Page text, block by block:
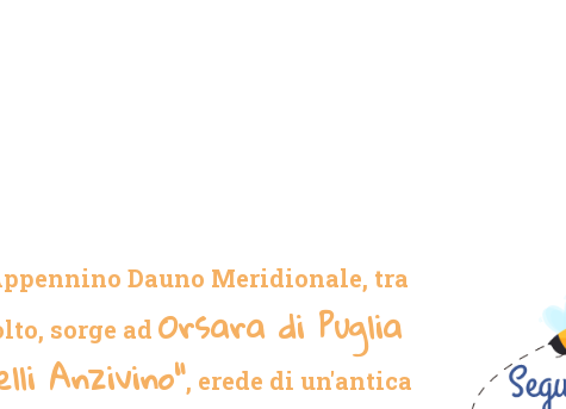
Dauno Meridionale, tra
sorge ad Orsara di Puglia
Anzivino", erede di un'antica